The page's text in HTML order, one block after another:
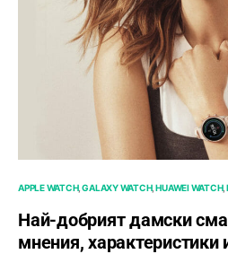
APPLE WATCH GALAXY WATCH HUAWEI WATCH
Най-добрият дамски
мнения, характеристики